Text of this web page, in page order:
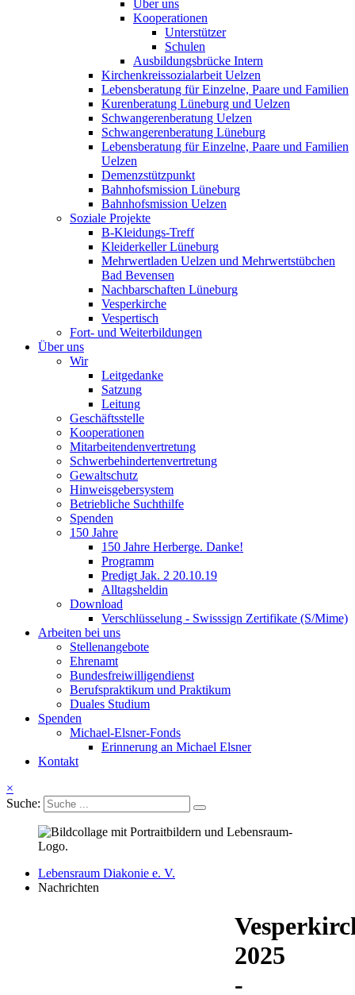
Über uns
Kooperationen
Unterstützer
Schulen
Ausbildungsbrücke Intern
Kirchenkreissozialarbeit Uelzen
Lebensberatung für Einzelne, Paare und Familien
Kurenberatung Lüneburg und Uelzen
Schwangerenberatung Uelzen
Schwangerenberatung Lüneburg
Lebensberatung für Einzelne, Paare und Familien
Uelzen
Demenzstützpunkt
Bahnhofsmission Lüneburg
Bahnhofsmission Uelzen
Soziale Projekte
B-Kleidungs-Treff
Kleiderkeller Lüneburg
Mehrwertladen Uelzen und Mehrwertstübchen
Bad Bevensen
Nachbarschaften Lüneburg
Vesperkirche
Vespertisch
Fort- und Weiterbildungen
Über uns
Wir
Leitgedanke
Satzung
Leitung
Geschäftsstelle
Kooperationen
Mitarbeitendenvertretung
Schwerbehindertenvertretung
Gewaltschutz
Hinweisgebersystem
Betriebliche Suchthilfe
Spenden
150 Jahre
150 Jahre Herberge. Danke!
Programm
Predigt Jak. 2 20.10.19
Alltagsheldin
Download
Verschlüsselung - Swisssign Zertifikate (S/Mime)
Arbeiten bei uns
Stellenangebote
Ehrenamt
Bundesfreiwilligendienst
Berufspraktikum und Praktikum
Duales Studium
Spenden
Michael-Elsner-Fonds
Erinnerung an Michael Elsner
Kontakt
×
Suche:
Lebensraum Diakonie e. V.
Nachrichten
2025
-